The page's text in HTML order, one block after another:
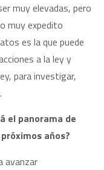
muy elevadas, pero
muy expedito
es la que puede
a la ley y
para investigar,
el panorama de
años?
avanzar